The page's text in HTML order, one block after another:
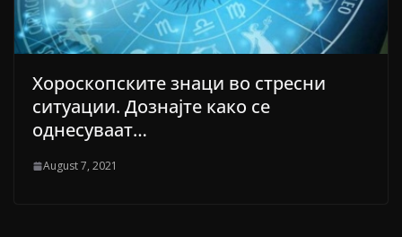
Хороскопските знаци во стресни
ситуации. Дознајте како се
однесуваат…
August 7, 2021